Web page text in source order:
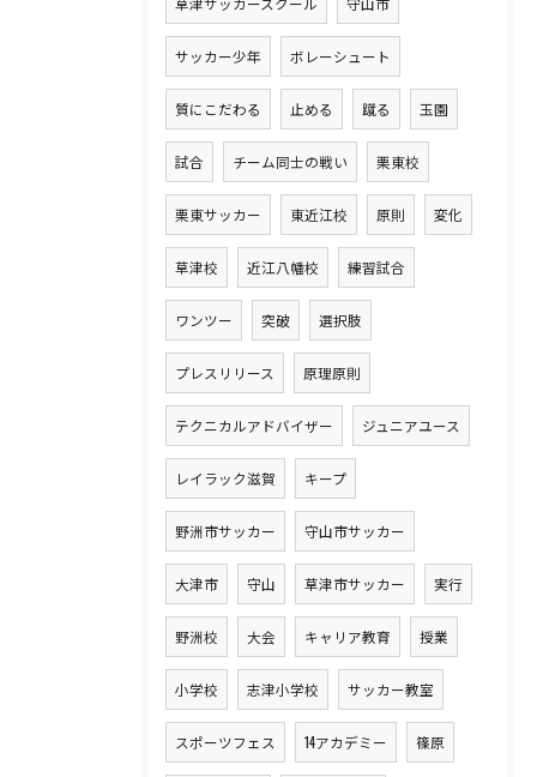
サッカー少年 ボレーシュート
質にこだわる 止める 蹴る 玉園
試合 チーム同士の戦い 栗東校
栗東サッカー 東近江校 原則 変化
草津校 近江八幡校 練習試合
ワンツー 突破 選択肢
プレスリリース 原理原則
テクニカルアドバイザー ジュニアユース
レイラック滋賀 キープ
野洲市サッカー 守山市サッカー
大津市 守山 草津市サッカー 実行
野洲校 大会 キャリア教育 授業
小学校 志津小学校 サッカー教室
スポーツフェス 14アカデミー 篠原